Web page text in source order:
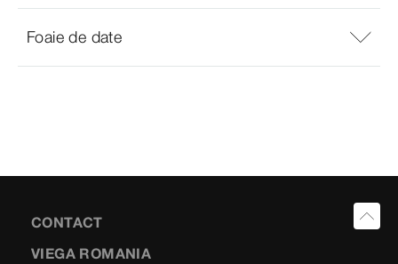
Foaie de date
CONTACT
VIEGA ROMANIA